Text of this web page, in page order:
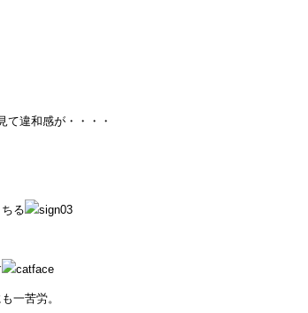
て違和感が・・・・
る
一苦労。